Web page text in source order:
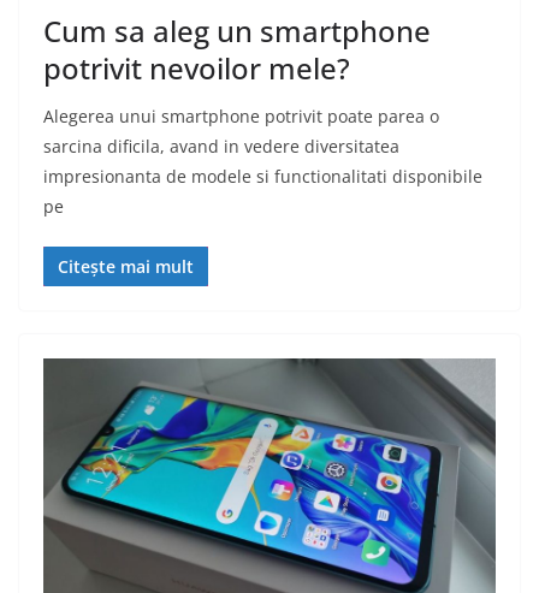
Cum sa aleg un smartphone
potrivit nevoilor mele?
Alegerea unui smartphone potrivit poate parea o
sarcina dificila, avand in vedere diversitatea
impresionanta de modele si functionalitati disponibile
pe
Citește mai mult